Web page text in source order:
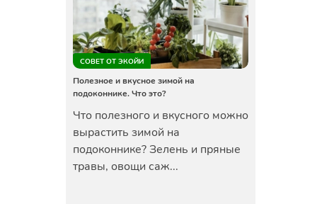
СОВЕТ ОТ ЭКОЙИ
Полезное и вкусное зимой на
подоконнике. Что это?
Что полезного и вкусного можно
вырастить зимой на
подоконнике? Зелень и пряные
травы, овощи саж...